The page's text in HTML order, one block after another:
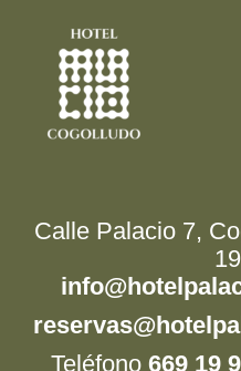
Calle Palacio 7,
Teléfono 669 19